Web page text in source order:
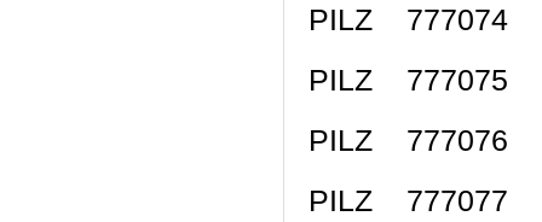
PILZ 777074
PILZ 777075
PILZ 777076
PILZ 777077